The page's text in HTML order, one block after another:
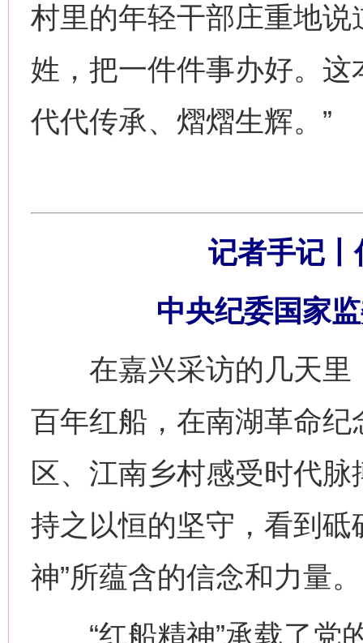
村里的年轻干部庄重地说
姓，把一件件事办好。
代代传承、熠熠生辉。”
记者手记
中央纪委国家
在嘉兴采访的几天里
百年红船，在南湖革命
区、江南乡村感受时代
持之以恒的坚守，看到砥
神”所蕴含的信念和力量。
“红船精神”承载了党